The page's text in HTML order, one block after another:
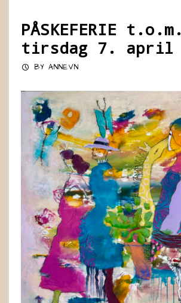
PÅSKEFERIE t.o.m.
tirsdag 7. april
BY ANNEVN